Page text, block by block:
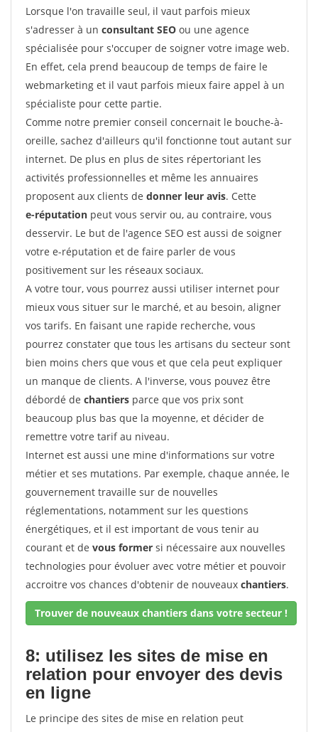
Lorsque l'on travaille seul, il vaut parfois mieux
s'adresser à un consultant SEO ou une agence
spécialisée pour s'occuper de soigner votre image web.
En effet, cela prend beaucoup de temps de faire le
webmarketing et il vaut parfois mieux faire appel à un
spécialiste pour cette partie.
Comme notre premier conseil concernait le bouche-à-
oreille, sachez d'ailleurs qu'il fonctionne tout autant sur
internet. De plus en plus de sites répertoriant les
activités professionnelles et même les annuaires
proposent aux clients de donner leur avis. Cette
e-réputation peut vous servir ou, au contraire, vous
desservir. Le but de l'agence SEO est aussi de soigner
votre e-réputation et de faire parler de vous
positivement sur les réseaux sociaux.
A votre tour, vous pourrez aussi utiliser internet pour
mieux vous situer sur le marché, et au besoin, aligner
vos tarifs. En faisant une rapide recherche, vous
pourrez constater que tous les artisans du secteur sont
bien moins chers que vous et que cela peut expliquer
un manque de clients. A l'inverse, vous pouvez être
débordé de chantiers parce que vos prix sont
beaucoup plus bas que la moyenne, et décider de
remettre votre tarif au niveau.
Internet est aussi une mine d'informations sur votre
métier et ses mutations. Par exemple, chaque année, le
gouvernement travaille sur de nouvelles
réglementations, notamment sur les questions
énergétiques, et il est important de vous tenir au
courant et de vous former si nécessaire aux nouvelles
technologies pour évoluer avec votre métier et pouvoir
accroitre vos chances d'obtenir de nouveaux chantiers.
Trouver de nouveaux chantiers dans votre secteur !
8: utilisez les sites de mise en
relation pour envoyer des devis
en ligne
Le principe des sites de mise en relation peut